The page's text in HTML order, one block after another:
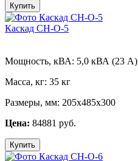
Купить
Каскад СН-О-5
Мощность, кВА: 5,0 кВА (23 А)
Масса, кг: 35 кг
Размеры, мм: 205х485х300
Цена: 84881 руб.
Купить